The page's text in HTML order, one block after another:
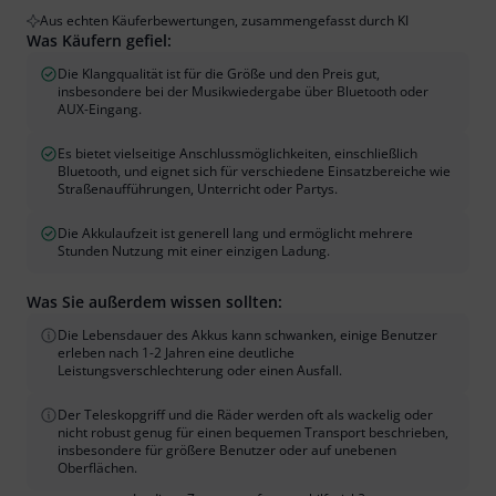
Aus echten Käuferbewertungen, zusammengefasst durch KI
Was Käufern gefiel:
Die Klangqualität ist für die Größe und den Preis gut,
insbesondere bei der Musikwiedergabe über Bluetooth oder
AUX-Eingang.
Es bietet vielseitige Anschlussmöglichkeiten, einschließlich
Bluetooth, und eignet sich für verschiedene Einsatzbereiche wie
Straßenaufführungen, Unterricht oder Partys.
Die Akkulaufzeit ist generell lang und ermöglicht mehrere
Stunden Nutzung mit einer einzigen Ladung.
Was Sie außerdem wissen sollten:
Die Lebensdauer des Akkus kann schwanken, einige Benutzer
erleben nach 1-2 Jahren eine deutliche
Leistungsverschlechterung oder einen Ausfall.
Der Teleskopgriff und die Räder werden oft als wackelig oder
nicht robust genug für einen bequemen Transport beschrieben,
insbesondere für größere Benutzer oder auf unebenen
Oberflächen.